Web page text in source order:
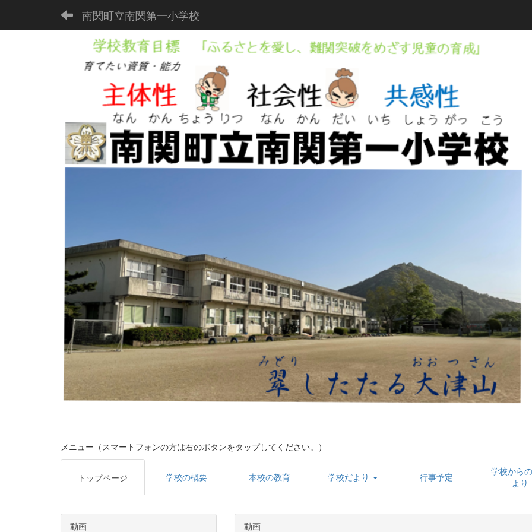
南関町立南関第一小学校
メニュー（スマートフォンの方は右のボタンをタップしてください。）
トップページ 学校の概要 本校の教育 学校だより 行事予定
学校から
より
動画
動画